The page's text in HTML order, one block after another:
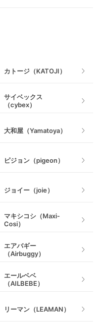
室内遊具
カトージ（KATOJI）
サイベックス
（cybex）
大和屋（Yamatoya）
ピジョン（pigeon）
ジョイー（joie）
マキシコシ（Maxi-
Cosi）
エアバギー
（Airbuggy）
エールベベ
（AILBEBE）
リーマン（LEAMAN）